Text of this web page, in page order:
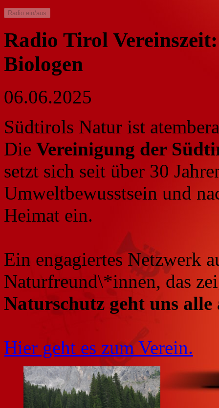
Radio ein/aus
Radio Tirol
Biologen
06.06.2025
Südtirols Natur ist
Die Vereinigung der
setzt sich seit über 30
Umweltbewusstsein und
Heimat ein.
Ein engagiertes Netzwerk
Naturfreund\*innen, das
Naturschutz geht uns alle
Hier geht es zum Verein.